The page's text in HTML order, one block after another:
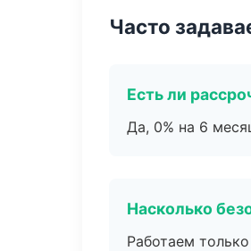
Часто
Есть ли
Да, 0% на 6
Насколько
Работаем